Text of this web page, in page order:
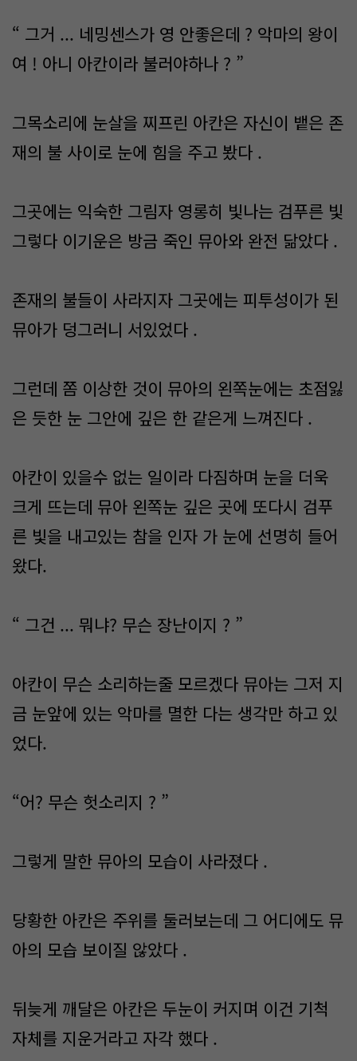
“ 그거 ... 네밍센스가 영 안좋은데 ? 악마의 왕이
여 ! 아니 아칸이라 불러야하나 ? ”
그목소리에 눈살을 찌프린 아칸은 자신이 뱉은 존
재의 불 사이로 눈에 힘을 주고 봤다 .
그곳에는 익숙한 그림자 영롱히 빛나는 검푸른 빛
그렇다 이기운은 방금 죽인 뮤아와 완전 닮았다 .
존재의 불들이 사라지자 그곳에는 피투성이가 된
뮤아가 덩그러니 서있었다 .
그런데 쫌 이상한 것이 뮤아의 왼쪽눈에는 초점잃
은 듯한 눈 그안에 깊은 한 같은게 느껴진다 .
아칸이 있을수 없는 일이라 다짐하며 눈을 더욱
크게 뜨는데 뮤아 왼쪽눈 깊은 곳에 또다시 검푸
른 빛을 내고있는 참을 인자 가 눈에 선명히 들어
왔다.
“ 그건 ... 뭐냐? 무슨 장난이지 ? ”
아칸이 무슨 소리하는줄 모르겠다 뮤아는 그저 지
금 눈앞에 있는 악마를 멸한 다는 생각만 하고 있
었다.
“어? 무슨 헛소리지 ? ”
그렇게 말한 뮤아의 모습이 사라졌다 .
당황한 아칸은 주위를 둘러보는데 그 어디에도 뮤
아의 모습 보이질 않았다 .
뒤늦게 깨달은 아칸은 두눈이 커지며 이건 기척
자체를 지운거라고 자각 했다 .